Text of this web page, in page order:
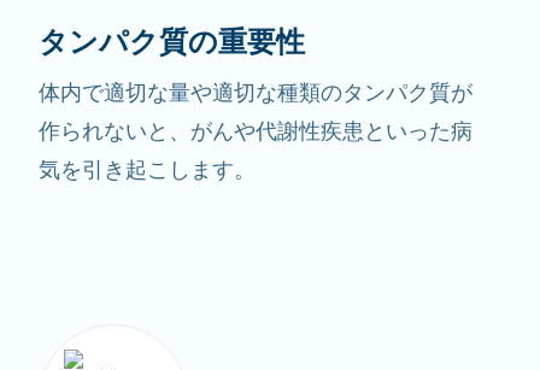
タンパク質の重要性
体内で適切な量や適切な種類のタンパク質が
作られないと、がんや代謝性疾患といった病
気を引き起こします。